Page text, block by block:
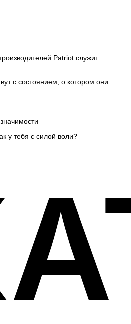
Patriot служит
с состоянием, о котором они
у тебя с силой воли?